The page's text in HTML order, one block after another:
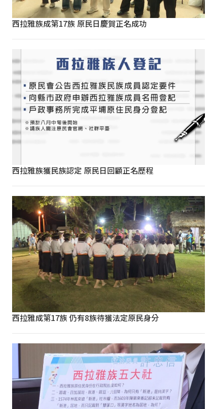
西拉雅族成第17族 原民日慶賀正名成功
西拉雅族獲民族認定 原民日回顧正名歷程
西拉雅成第17族 仍有8族待獲法定原民身分